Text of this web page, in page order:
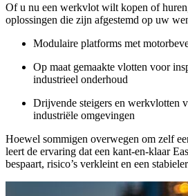
Of u nu een werkvlot wilt kopen of
oplossingen die zijn afgestemd op uw
Modulaire platforms met
Op maat gemaakte vlotten voor
industrieel onderhoud
Drijvende steigers en werkvlotten
industriële omgevingen
Hoewel sommigen overwegen om zelf
leert de ervaring dat een kant-en-klaar
bespaart, risico’s verkleint en een